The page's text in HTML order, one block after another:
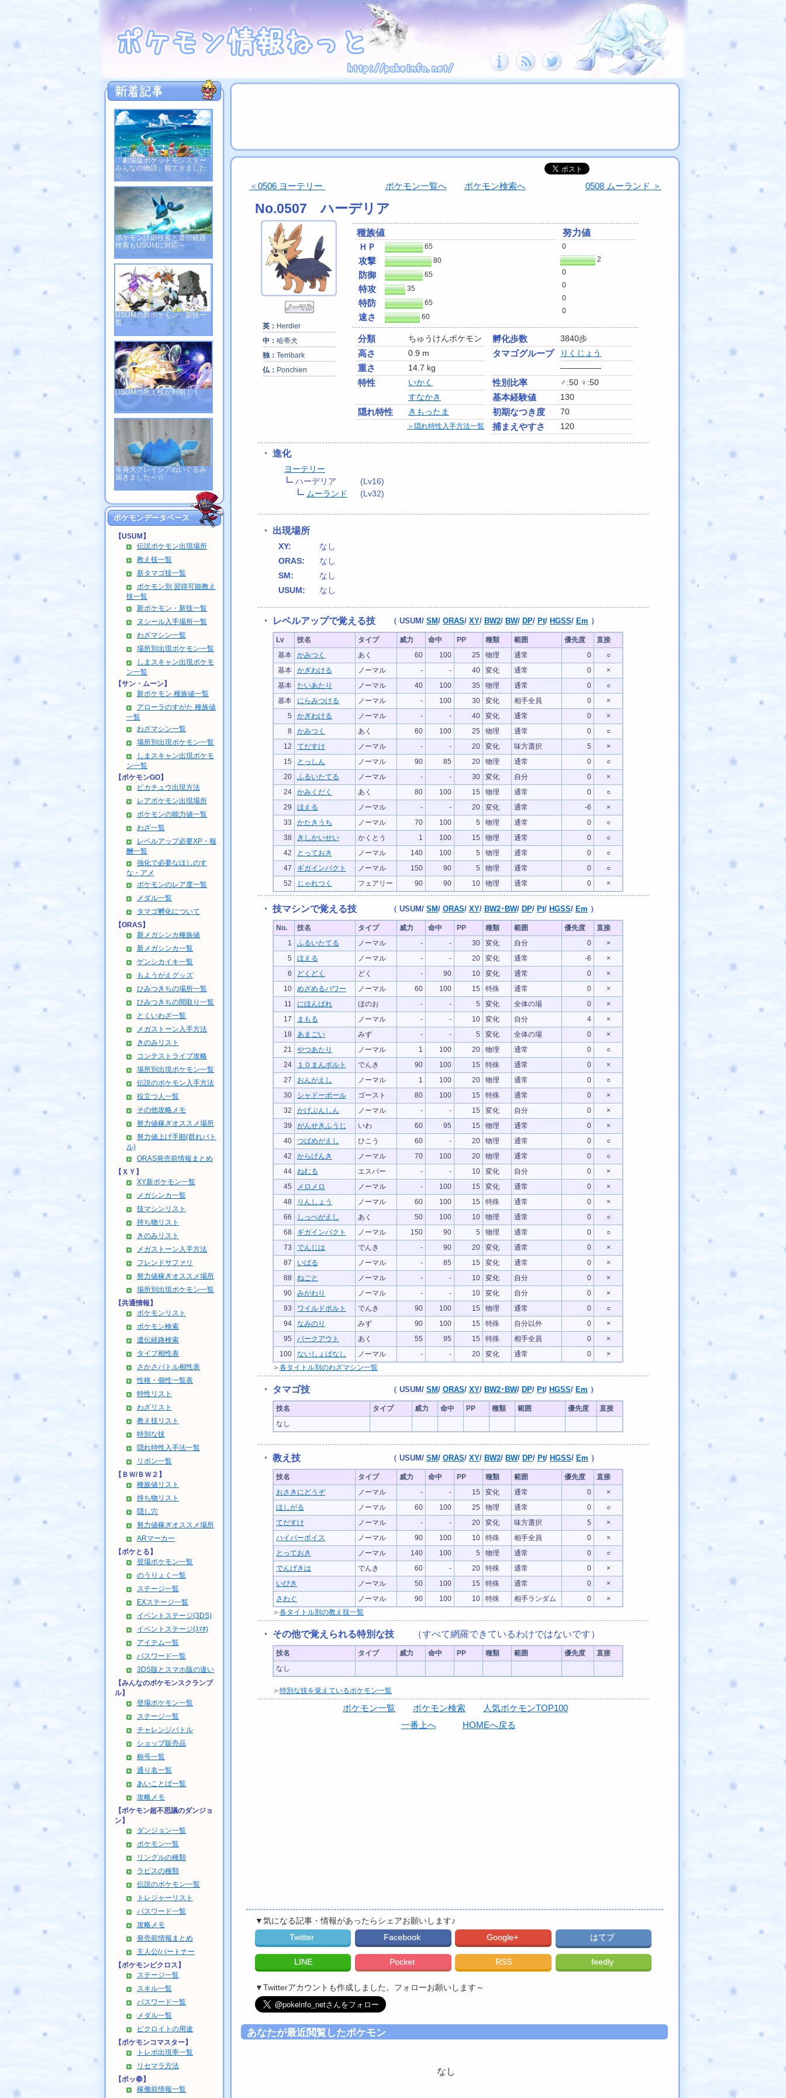
「劇場版ポケットモンスター
みんなの物語」観てきました
☆
ポケモン詳細検索と遺伝経路
検索もUSUMに対応～
USUMの新ポケモン・新技一
覧
USUMの教え技が判明！！
等身大グレイシアぬいぐるみ
届きました～☆
ポケモンデータベース
【USUM】
伝説ポケモン出現場所
教え技一覧
新タマゴ技一覧
ポケモン別 習得可能教え
技一覧
新ポケモン・新技一覧
ヌシール入手場所一覧
わざマシン一覧
場所別出現ポケモン一覧
しまスキャン出現ポケモ
ン一覧
【サン・ムーン】
新ポケモン 種族値一覧
アローラのすがた 種族値
一覧
わざマシン一覧
場所別出現ポケモン一覧
しまスキャン出現ポケモ
ン一覧
【ポケモンGO】
ピカチュウ出現方法
レアポケモン出現場所
ポケモンの能力値一覧
わざ一覧
レベルアップ必要XP・報
酬一覧
強化で必要なほしのす
な・アメ
ポケモンのレア度一覧
メダル一覧
タマゴ孵化について
【ORAS】
新メガシンカ種族値
新メガシンカ一覧
ゲンシカイキ一覧
もようがえグッズ
ひみつきちの場所一覧
ひみつきちの間取り一覧
とくいわざ一覧
メガストーン入手方法
きのみリスト
コンテストライブ攻略
場所別出現ポケモン一覧
伝説のポケモン入手方法
役立つ人一覧
その他攻略メモ
努力値稼ぎオススメ場所
努力値上げ手順(群れバト
ル)
ORAS発売前情報まとめ
【ＸＹ】
XY新ポケモン一覧
メガシンカ一覧
技マシンリスト
持ち物リスト
きのみリスト
メガストーン入手方法
フレンドサファリ
努力値稼ぎオススメ場所
場所別出現ポケモン一覧
【共通情報】
ポケモンリスト
ポケモン検索
遺伝経路検索
タイプ相性表
さかさバトル相性表
性格・個性一覧表
特性リスト
わざリスト
教え技リスト
特別な技
隠れ特性入手法一覧
リボン一覧
【ＢＷ/ＢＷ２】
種族値リスト
持ち物リスト
隠し穴
努力値稼ぎオススメ場所
ARマーカー
【ポケとる】
登場ポケモン一覧
のうりょく一覧
ステージ一覧
EXステージ一覧
イベントステージ(3DS)
イベントステージ(ｽﾏﾎ)
アイテム一覧
パスワード一覧
3DS版とスマホ版の違い
【みんなのポケモンスクランブ
ル】
登場ポケモン一覧
ステージ一覧
チャレンジバトル
ショップ販売品
称号一覧
通り名一覧
あいことば一覧
攻略メモ
【ポケモン超不思議のダンジョ
ン】
ダンジョン一覧
ポケモン一覧
リングルの種類
ラピスの種類
伝説のポケモン一覧
トレジャーリスト
パスワード一覧
攻略メモ
発売前情報まとめ
主人公/パートナー
【ポケモンピクロス】
ステージ一覧
スキル一覧
パスワード一覧
メダル一覧
ピクロイトの用途
【ポケモンコマスター】
トレボ出現率一覧
リセマラ方法
【ポッ拳】
稼働前情報一覧
＜0506 ヨーテリー ポケモン一覧へ ポケモン検索へ 0508 ムーランド ＞
No.0507 ハーデリア
英： Herdier
中： 哈蒂犬
独： Terribark
仏： Ponchien
種族値
ＨＰ
65
攻撃 80
防御 65
特攻 35
特防 65
速さ 60
努力値
0
2
0
0
0
0
分類 ちゅうけんポケモン
高さ 0.9 m
重さ 14.7 kg
特性
いかく
すなかき
隠れ特性 きもったま
＞隠れ特性入手方法一覧
孵化歩数 3840歩
タマゴグループ
りくじょう
―――――
性別比率 ♂:50 ♀:50
基本経験値 130
初期なつき度 70
捕まえやすさ 120
・ 進化
ヨーテリー
ハーデリア
(Lv16)
ムーランド
(Lv32)
・ 出現場所
XY:
なし
ORAS:
なし
SM:
なし
USUM:
なし
・ レベルアップで覚える技 （ USUM/ SM/ ORAS/ XY/ BW2/ BW/ DP/ Pt/ HGSS/ Em ）
Lv 技名 タイプ 威力 命中 PP 種類 範囲 優先度
直接
基本
かみつく あく 60 100 25 物理 通常 0
○
基本
かぎわける ノーマル - - 40 変化 通常 0
×
基本
たいあたり ノーマル 40 100 35 物理 通常 0
○
基本
にらみつける ノーマル - 100 30 変化 相手全員 0
×
5
かぎわける ノーマル - - 40 変化 通常 0
×
8
かみつく あく 60 100 25 物理 通常 0
○
12
てだすけ ノーマル - - 20 変化 味方選択 5
×
15
とっしん ノーマル 90 85 20 物理 通常 0
○
20
ふるいたてる ノーマル - - 30 変化 自分 0
×
24
かみくだく あく 80 100 15 物理 通常 0
○
29
ほえる ノーマル - - 20 変化 通常 -6
×
33
かたきうち ノーマル 70 100 5 物理 通常 0
○
38
きしかいせい かくとう 1 100 15 物理 通常 0
○
42
とっておき ノーマル 140 100 5 物理 通常 0
○
47
ギガインパクト ノーマル 150 90 5 物理 通常 0
○
52
じゃれつく フェアリー 90 90 10 物理 通常 0 ×
・ 技マシンで覚える技 （ USUM/ SM/ ORAS/ XY/ BW2･BW/ DP/ Pt/ HGSS/ Em ）
No. 技名 タイプ 威力 命中 PP 種類 範囲 優先度
直接
1
ふるいたてる ノーマル - - 30 変化 自分 0
×
5
ほえる ノーマル - - 20 変化 通常 -6
×
6
どくどく どく - 90 10 変化 通常 0
×
10
めざめるパワー ノーマル 60 100 15 特殊 通常 0
×
11
にほんばれ ほのお - - 5 変化 全体の場 0
×
17
まもる ノーマル - - 10 変化 自分 4
×
18
あまごい みず - - 5 変化 全体の場 0
×
21
やつあたり ノーマル 1 100 20 物理 通常 0
○
24
１０まんボルト でんき 90 100 15 特殊 通常 0
×
27
おんがえし ノーマル 1 100 20 物理 通常 0
○
30
シャドーボール ゴースト 80 100 15 特殊 通常 0
×
32
かげぶんしん ノーマル - - 15 変化 自分 0
×
39
がんせきふうじ いわ 60 95 15 物理 通常 0
×
40
つばめがえし ひこう 60 - 20 物理 通常 0
○
42
からげんき ノーマル 70 100 20 物理 通常 0
○
44
ねむる エスパー - - 10 変化 自分 0
×
45
メロメロ ノーマル - 100 15 変化 通常 0
×
48
りんしょう ノーマル 60 100 15 特殊 通常 0
×
66
しっぺがえし あく 50 100 10 物理 通常 0
○
68
ギガインパクト ノーマル 150 90 5 物理 通常 0
○
73
でんじは でんき - 90 20 変化 通常 0
×
87
いばる ノーマル - 85 15 変化 通常 0
×
88
ねごと ノーマル - - 10 変化 自分 0
×
90
みがわり ノーマル - - 10 変化 自分 0
×
93
ワイルドボルト でんき 90 100 15 物理 通常 0
○
94
なみのり みず 90 100 15 特殊 自分以外 0
×
95
バークアウト あく 55 95 15 特殊 相手全員 0
×
100
ないしょばなし ノーマル - - 20 変化 通常 0
×
＞ 各タイトル別のわざマシン一覧
・ タマゴ技 （ USUM/ SM/ ORAS/ XY/ BW2･BW/ DP/ Pt/ HGSS/ Em ）
技名 タイプ 威力 命中 PP 種類 範囲 優先度
直接
なし
・ 教え技 （ USUM/ SM/ ORAS/ XY/ BW2/ BW/ DP/ Pt/ HGSS/ Em ）
技名 タイプ 威力 命中 PP 種類 範囲 優先度
直接
おさきにどうぞ
ノーマル - - 15 変化 通常 0
×
ほしがる
ノーマル 60 100 25 物理 通常 0
○
てだすけ
ノーマル - - 20 変化 味方選択 5
×
ハイパーボイス
ノーマル 90 100 10 特殊 相手全員 0
×
とっておき
ノーマル 140 100 5 物理 通常 0
○
でんげきは
でんき 60 - 20 特殊 通常 0
×
いびき
ノーマル 50 100 15 特殊 通常 0
×
さわぐ
ノーマル 90 100 10 特殊 相手ランダム 0
×
＞ 各タイトル別の教え技一覧
・ その他で覚えられる特別な技 （すべて網羅できているわけではないです）
技名 タイプ 威力 命中 PP 種類 範囲 優先度
直接
なし
＞ 特別な技を覚えているポケモン一覧
ポケモン一覧 ポケモン検索
人気ポケモンTOP100
一番上へ
HOMEへ戻る
▼気になる記事・情報があったらシェアお願いします♪
Twitter
Facebook Google+ はてブ
LINE Pocket RSS feedly
▼Twitterアカウントも作成しました。フォローお願いします～
あなたが最近閲覧したポケモン
なし